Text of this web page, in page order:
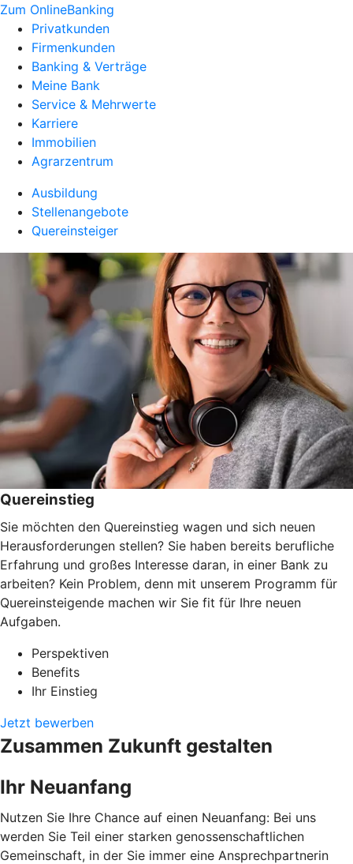
Zum OnlineBanking
Privatkunden
Firmenkunden
Banking & Verträge
Meine Bank
Service & Mehrwerte
Karriere
Immobilien
Agrarzentrum
Ausbildung
Stellenangebote
Quereinsteiger
Quereinstieg
Sie möchten den Quereinstieg wagen und sich neuen
Herausforderungen stellen? Sie haben bereits berufliche
Erfahrung und großes Interesse daran, in einer Bank zu
arbeiten? Kein Problem, denn mit unserem Programm für
Quereinsteigende machen wir Sie fit für Ihre neuen
Aufgaben.
Perspektiven
Benefits
Ihr Einstieg
Jetzt bewerben
Zusammen Zukunft gestalten
Ihr Neuanfang
Nutzen Sie Ihre Chance auf einen Neuanfang: Bei uns
werden Sie Teil einer starken genossenschaftlichen
Gemeinschaft, in der Sie immer eine Ansprechpartnerin